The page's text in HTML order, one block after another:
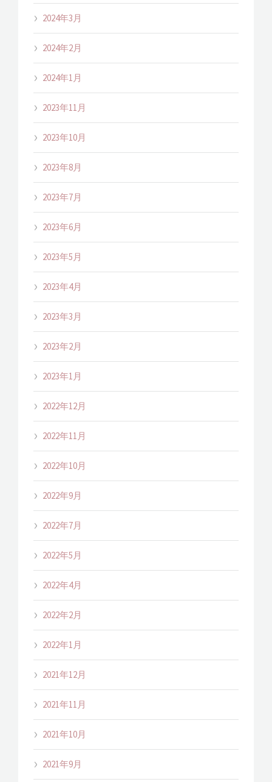
2024年3月
2024年2月
2024年1月
2023年11月
2023年10月
2023年8月
2023年7月
2023年6月
2023年5月
2023年4月
2023年3月
2023年2月
2023年1月
2022年12月
2022年11月
2022年10月
2022年9月
2022年7月
2022年5月
2022年4月
2022年2月
2022年1月
2021年12月
2021年11月
2021年10月
2021年9月